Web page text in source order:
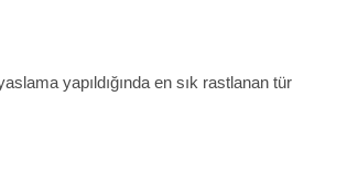
yapıldığında en sık rastlanan tür